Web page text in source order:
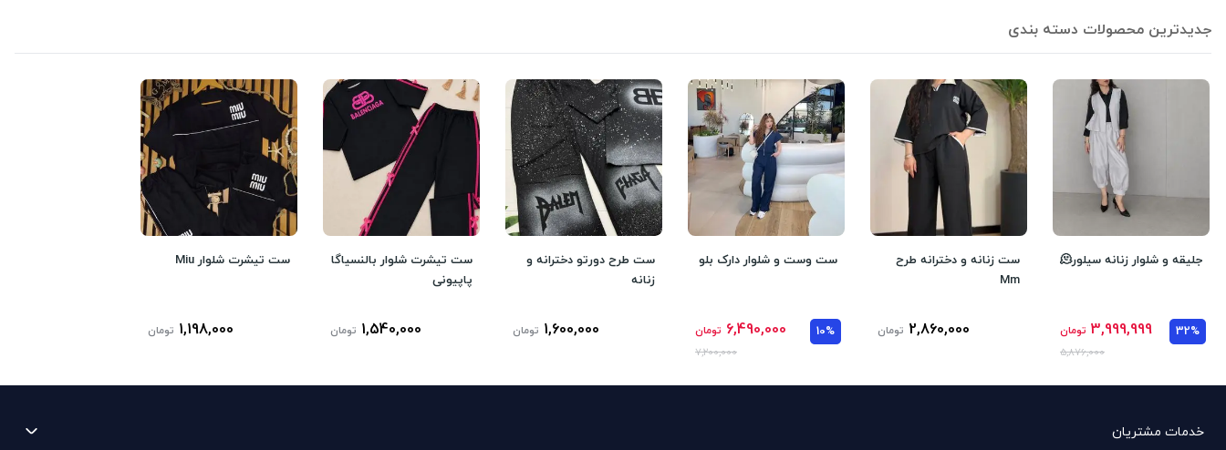
جدیدترین محصولات دسته بندی
جلیقه و شلوار زنانه سیلور🫠
32%
3,999,999 تومان
5,876,000
ست زنانه و دخترانه طرح
Mm
2,860,000 تومان
ست وست و شلوار دارک بلو
10%
6,490,000 تومان
7,200,000
ست طرح دورتو دخترانه و
زنانه
1,600,000 تومان
ست تیشرت شلوار بالنسیاگا
پاپیونی
1,540,000 تومان
ست تیشرت شلوار Miu
1,198,000 تومان
خدمات مشتریان